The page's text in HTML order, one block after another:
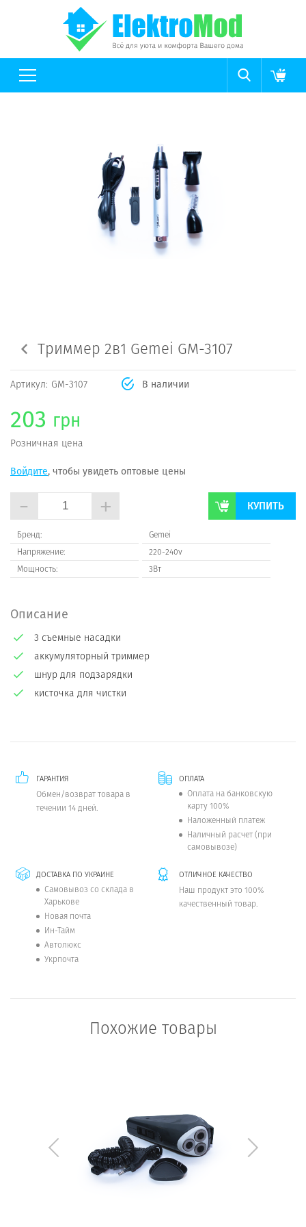
Триммер 2в1 Gemei GM-3107
Артикул: GM-3107 В наличии
203 грн
Розничная цена
Войдите, чтобы увидеть оптовые цены
- + КУПИТЬ
Бренд:
Gemei
Напряжение:
220-240v
Мощность:
3Вт
Описание
3 съемные насадки
аккумуляторный триммер
шнур для подзарядки
кисточка для чистки
ГАРАНТИЯ
Обмен/возврат товара в
течении 14 дней.
ОПЛАТА
Оплата на банковскую
карту 100%
Наложенный платеж
Наличный расчет (при
самовывозе)
ДОСТАВКА ПО УКРАИНЕ
Самовывоз со склада в
Харькове
Новая почта
Ин-Тайм
Автолюкс
Укрпочта
ОТЛИЧНОЕ КАЧЕСТВО
Наш продукт это 100%
качественный товар.
Похожие товары